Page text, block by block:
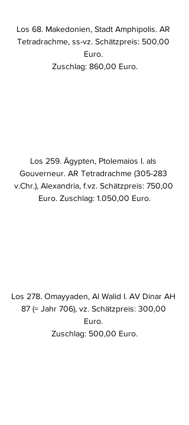
Los 68. Makedonien, Stadt Amphipolis. AR
Tetradrachme, ss-vz. Schätzpreis: 500,00
Euro.
Zuschlag: 860,00 Euro.
Los 259. Ägypten, Ptolemaios I. als
Gouverneur. AR Tetradrachme (305-283
v.Chr.), Alexandria, f.vz. Schätzpreis: 750,00
Euro. Zuschlag: 1.050,00 Euro.
Los 278. Omayyaden, Al Walid I. AV Dinar AH
87 (= Jahr 706), vz. Schätzpreis: 300,00
Euro.
Zuschlag: 500,00 Euro.